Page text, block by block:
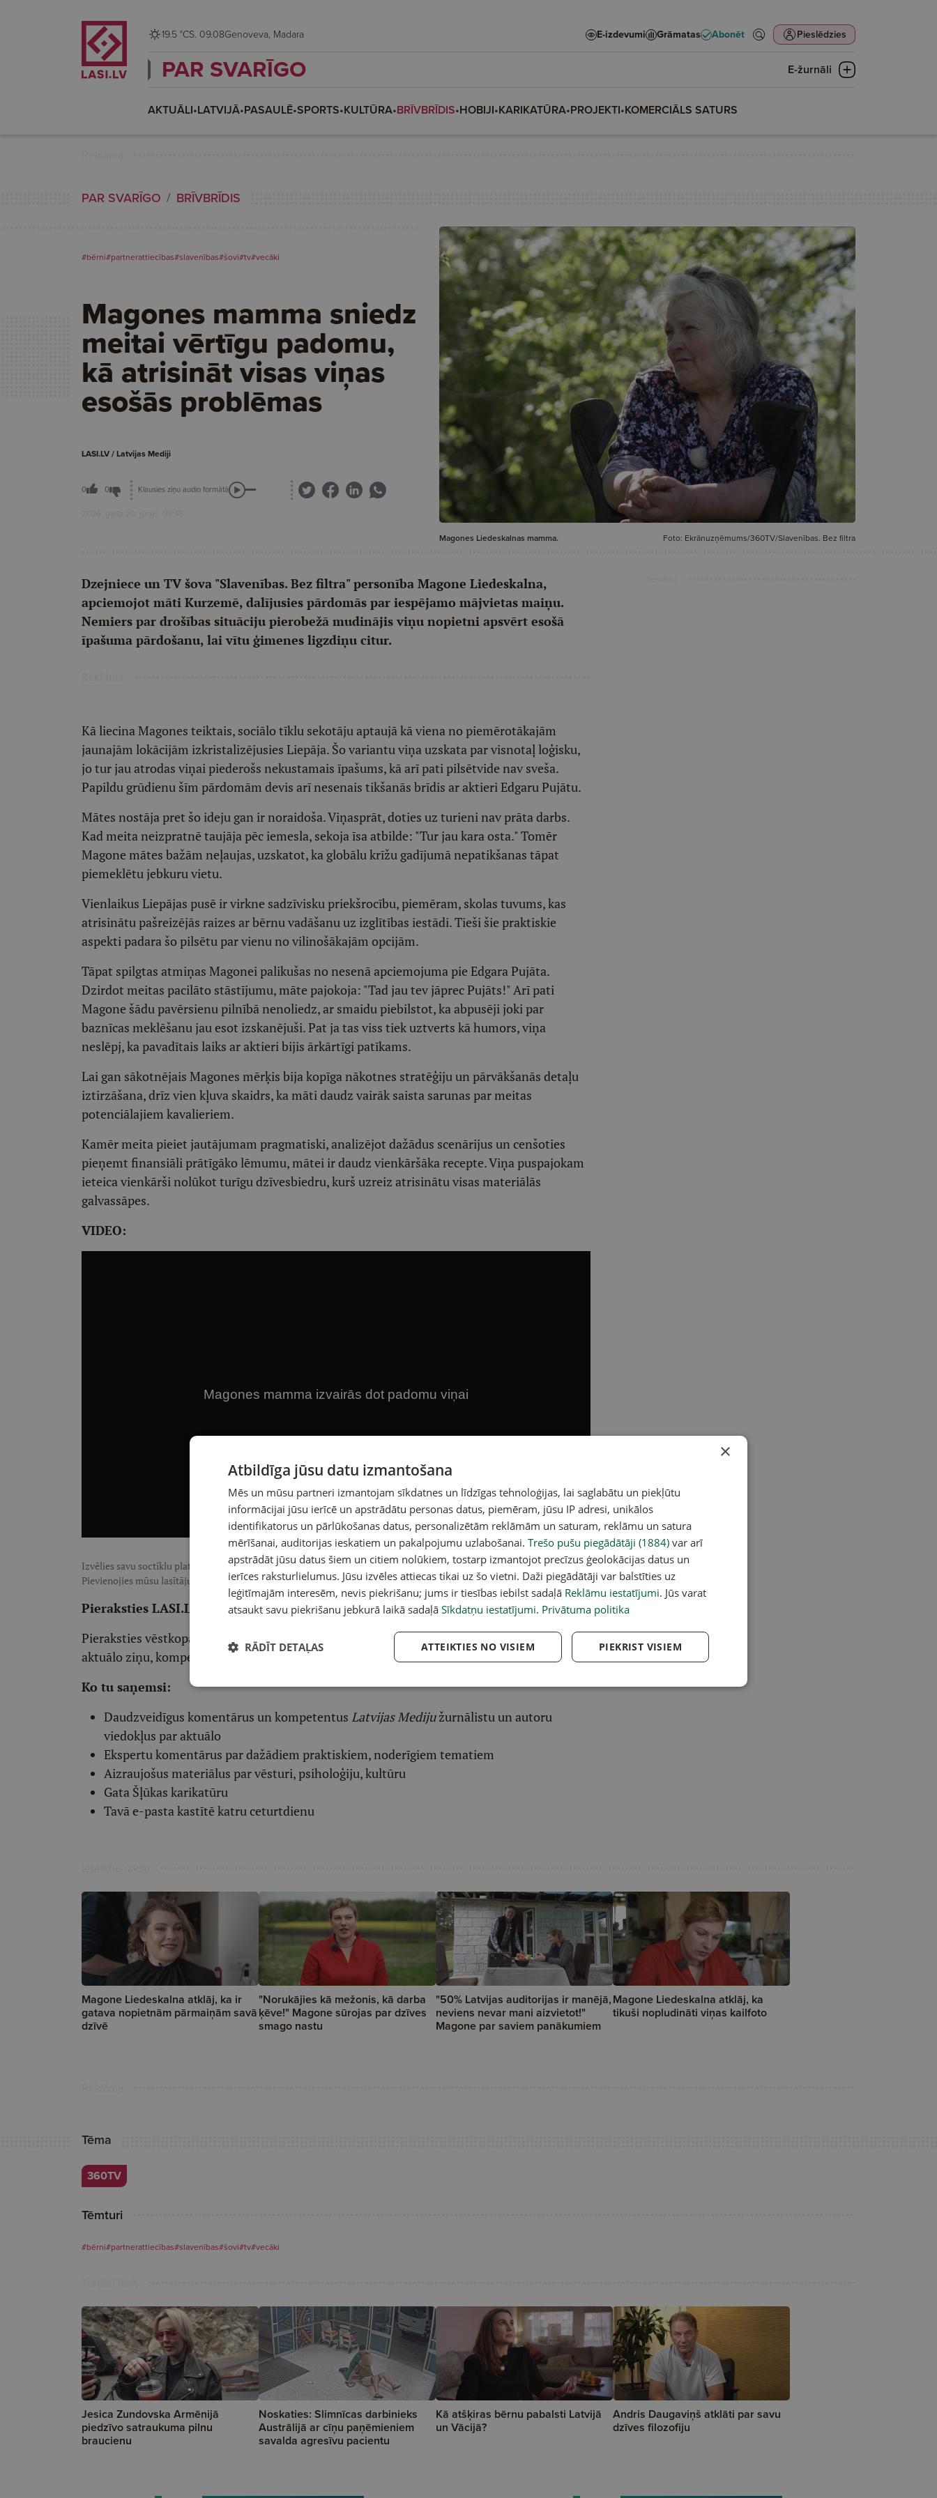
19.5 °CS. 09.08 Genoveva, Madara E-izdevumi Grāmatas Abonēt Pieslēdzies
PAR SVARĪGO E-žurnāli
AKTUĀLI•LATVIJĀ•PASAULĒ•SPORTS•KULTŪRA•BRĪVBRĪDIS•HOBIJI•KARIKATŪRA•PROJEKTI•KOMERCIĀLS SATURS
PAR SVARĪGO BRĪVBRĪDIS
#bērni#partnerattiecības#slavenības#šovi#tv#vecāki
Magones mamma sniedz
meitai vērtīgu padomu,
kā atrisināt visas viņas
esošās problēmas
LASI.LV / Latvijas Mediji
0 0 Klausies ziņu audio formātā
2026. gada 20. jūnijs, 09:45
Magones Liedeskalnas mamma.
Foto: Ekrānuzņēmums/360TV/Slavenības. Bez filtra
Dzejniece un TV šova "Slavenības. Bez filtra" personība Magone Liedeskalna,
apciemojot māti Kurzemē, dalījusies pārdomās par iespējamo mājvietas maiņu.
Nemiers par drošības situāciju pierobežā mudinājis viņu nopietni apsvērt esošā
īpašuma pārdošanu, lai vītu ģimenes ligzdiņu citur.
Kā liecina Magones teiktais, sociālo tīklu sekotāju aptaujā kā viena no piemērotākajām
jaunajām lokācijām izkristalizējusies Liepāja. Šo variantu viņa uzskata par visnotaļ loģisku,
jo tur jau atrodas viņai piederošs nekustamais īpašums, kā arī pati pilsētvide nav sveša.
Papildu grūdienu šīm pārdomām devis arī nesenais tikšanās brīdis ar aktieri Edgaru Pujātu.
Mātes nostāja pret šo ideju gan ir noraidoša. Viņasprāt, doties uz turieni nav prāta darbs.
Kad meita neizpratnē taujāja pēc iemesla, sekoja īsa atbilde: "Tur jau kara osta." Tomēr
Magone mātes bažām neļaujas, uzskatot, ka globālu krīžu gadījumā nepatikšanas tāpat
piemeklētu jebkuru vietu.
Vienlaikus Liepājas pusē ir virkne sadzīvisku priekšrocību, piemēram, skolas tuvums, kas
atrisinātu pašreizējās raizes ar bērnu vadāšanu uz izglītības iestādi. Tieši šie praktiskie
aspekti padara šo pilsētu par vienu no vilinošākajām opcijām.
Tāpat spilgtas atmiņas Magonei palikušas no nesenā apciemojuma pie Edgara Pujāta.
Dzirdot meitas pacilāto stāstījumu, māte pajokoja: "Tad jau tev jāprec Pujāts!" Arī pati
Magone šādu pavērsienu pilnībā nenoliedz, ar smaidu piebilstot, ka abpusēji joki par
baznīcas meklēšanu jau esot izskanējuši. Pat ja tas viss tiek uztverts kā humors, viņa
neslēpj, ka pavadītais laiks ar aktieri bijis ārkārtīgi patīkams.
Lai gan sākotnējais Magones mērķis bija kopīga nākotnes stratēģiju un pārvākšanās detaļu
iztirzāšana, drīz vien kļuva skaidrs, ka māti daudz vairāk saista sarunas par meitas
potenciālajiem kavalieriem.
Kamēr meita pieiet jautājumam pragmatiski, analizējot dažādus scenārijus un cenšoties
pieņemt finansiāli prātīgāko lēmumu, mātei ir daudz vienkāršāka recepte. Viņa puspajokam
ieteica vienkārši nolūkot turīgu dzīvesbiedru, kurš uzreiz atrisinātu visas materiālās
galvassāpes.
VIDEO:
Izvēlies savu soctīklu platformu, lai sekotu LASI.LV:Facebook, X,Bluesky, Draugiem,Threads vai arīInstagram.
Pievienojies mūsu lasītāju pulkam, lai saņemtu īpaši tev atlasītu noderīgu, praktisku un aktuālu saturu.
Pieraksties LASI.LV redaktora vēstkopaišeit.
Pieraksties vēstkopai un divas reizes nedēļā saņem padziļinātu LASI.LV galvenā redaktora
aktuālo ziņu, kompetentu viedokļu un interesantāko interviju apkopojumu.
Ko tu saņemsi:
Daudzveidīgus komentārus un kompetentus Latvijas Medijužurnālistu un autoru
viedokļus par aktuālo
Ekspertu komentārus par dažādiem praktiskiem, noderīgiem tematiem
Aizraujošus materiālus par vēsturi, psiholoģiju, kultūru
Gata Šļūkas karikatūru
Tavā e-pasta kastītē katru ceturtdienu
Magone Liedeskalna atklāj, ka ir
gatava nopietnām pārmaiņām savā
dzīvē
"Norukājies kā mežonis, kā darba
ķēve!" Magone sūrojas par dzīves
smago nastu
"50% Latvijas auditorijas ir manējā,
neviens nevar mani aizvietot!"
Magone par saviem panākumiem
Magone Liedeskalna atklāj, ka
tikuši nopludināti viņas kailfoto
Tēma
360TV
Tēmturi
#bērni#partnerattiecības#slavenības#šovi#tv#vecāki
Jesica Zundovska Armēnijā
piedzīvo satraukuma pilnu
braucienu
Noskaties: Slimnīcas darbinieks
Austrālijā ar cīņu paņēmieniem
savalda agresīvu pacientu
Kā atšķiras bērnu pabalsti Latvijā
un Vācijā?
Andris Daugaviņš atklāti par savu
dzīves filozofiju
×
Atbildīga jūsu datu izmantošana
Mēs un mūsu partneri izmantojam sīkdatnes un līdzīgas tehnoloģijas, lai saglabātu un piekļūtu
informācijai jūsu ierīcē un apstrādātu personas datus, piemēram, jūsu IP adresi, unikālos
identifikatorus un pārlūkošanas datus, personalizētām reklāmām un saturam, reklāmu un satura
mērīšanai, auditorijas ieskatiem un pakalpojumu uzlabošanai. Trešo pušu piegādātāji (1884) var arī
apstrādāt jūsu datus šiem un citiem nolūkiem, tostarp izmantojot precīzus ģeolokācijas datus un
ierīces raksturlielumus. Jūsu izvēles attiecas tikai uz šo vietni. Daži piegādātāji var balstīties uz
leģitīmajām interesēm, nevis piekrišanu; jums ir tiesības iebilst sadaļā Reklāmu iestatījumi. Jūs varat
atsaukt savu piekrišanu jebkurā laikā sadaļā Sīkdatņu iestatījumi. Privātuma politika
PIEKRIST VISIEM
ATTEIKTIES NO VISIEM
RĀDĪT DETAĻAS